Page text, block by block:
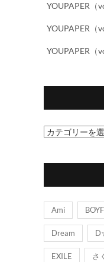
YOUPAPER（
YOUPAPER（
YOUPAPER（
カ
ゴ
Ami
Dream
EXILE さ